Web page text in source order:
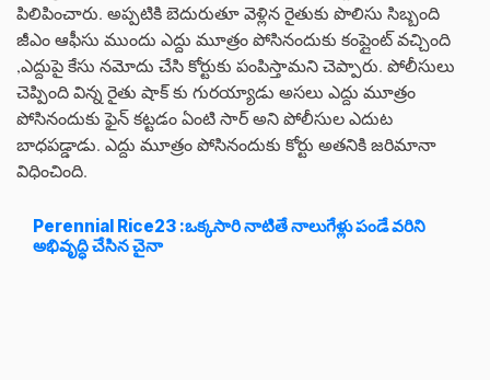
పిలిపించారు. అప్పటికి బెదురుతూ వెళ్లిన రైతుకు పొలిసు సిబ్బంది
జీఎం ఆఫీసు ముందు ఎద్దు మూత్రం పోసినందుకు కంప్లైంట్ వచ్చింది
,ఎద్దుపై కేసు నమోదు చేసి కోర్టుకు పంపిస్తామని చెప్పారు. పోలీసులు
చెప్పింది విన్న రైతు షాక్ కు గురయ్యాడు అసలు ఎద్దు మూత్రం
పోసినందుకు ఫైన్ కట్టడం ఏంటి సార్ అని పోలీసుల ఎదుట
బాధపడ్డాడు. ఎద్దు మూత్రం పోసినందుకు కోర్టు అతనికి జరిమానా
విధించింది.
Perennial Rice23 :ఒక్కసారి నాటితే నాలుగేళ్లు పండే వరిని
అభివృద్ధి చేసిన చైనా